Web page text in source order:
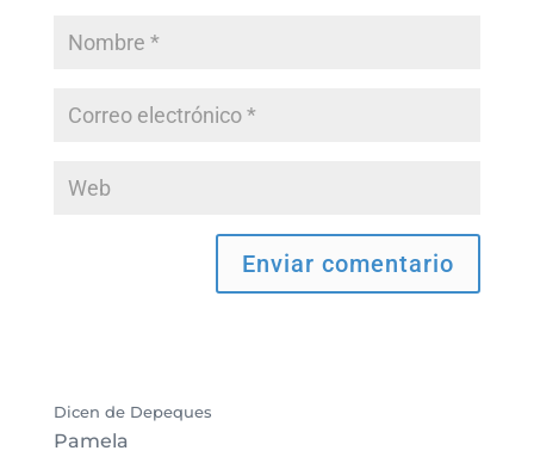
Dicen de Depeques
Pamela